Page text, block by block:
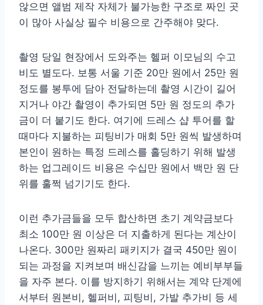
않으면 앨범 제작 자체가 불가능한 구조로 짜인 곳
이 많아 사실상 필수 비용으로 간주해야 맞다.
촬영 당일 현장에서 도와주는 헬퍼 이모님의 수고
비도 별도다. 보통 서울 기준 20만 원에서 25만 원
정도를 봉투에 담아 전달하는데 촬영 시간이 길어
지거나 야간 촬영이 추가되면 5만 원 정도의 추가
금이 더 붙기도 한다. 여기에 드레스 샵 투어를 할
때마다 지불하는 피팅비가 매회 5만 원씩 발생하며
본인이 원하는 특정 드레스를 홀딩하기 위해 발생
하는 업그레이드 비용은 수십만 원에서 백만 원 단
위를 훌쩍 넘기기도 한다.
이런 추가금들을 모두 합산하면 초기 계약금보다
최소 100만 원 이상은 더 지출하게 된다는 계산이
나온다. 300만 원짜리 패키지가 결국 450만 원이
되는 과정을 지켜보며 배신감을 느끼는 예비부부들
을 자주 본다. 이를 방지하기 위해서는 계약 단계에
서부터 원본비, 헬퍼비, 피팅비, 가발 추가비 등 세